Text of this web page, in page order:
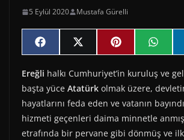
5 Eylül 2020 Mustafa Gürelli
Share
on
F
a
e
b
o
o
k
Share
on
X
(
w
i
t
t
e
r
)
Share
on
P
i
t
e
r
e
s
t
Share
on
W
h
t
s
A
p
p
Ereğli halkı Cumhuriyet’in kuruluş ve
başta yüce Atatürk olmak üzere,
hayatlarını feda eden ve vatanın
hizmeti geçenleri daima minnetle
etrafında bir pervane gibi dönmüş ve